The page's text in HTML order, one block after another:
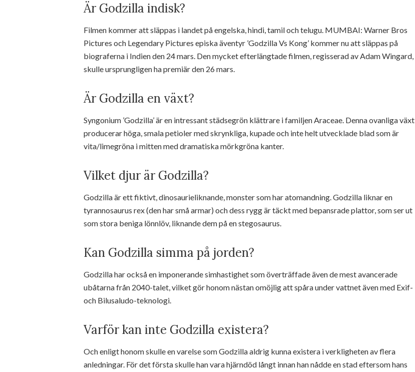
Är Godzilla indisk?
Filmen kommer att släppas i landet på engelska, hindi, tamil och telugu. MUMBAI: Warner Bros
Pictures och Legendary Pictures episka äventyr ’Godzilla Vs Kong’ kommer nu att släppas på
biograferna i Indien den 24 mars. Den mycket efterlängtade filmen, regisserad av Adam Wingard,
skulle ursprungligen ha premiär den 26 mars.
Är Godzilla en växt?
Syngonium ’Godzilla’ är en intressant städsegrön klättrare i familjen Araceae. Denna ovanliga växt
producerar höga, smala petioler med skrynkliga, kupade och inte helt utvecklade blad som är
vita/limegröna i mitten med dramatiska mörkgröna kanter.
Vilket djur är Godzilla?
Godzilla är ett fiktivt, dinosaurieliknande, monster som har atomandning. Godzilla liknar en
tyrannosaurus rex (den har små armar) och dess rygg är täckt med bepansrade plattor, som ser ut
som stora beniga lönnlöv, liknande dem på en stegosaurus.
Kan Godzilla simma på jorden?
Godzilla har också en imponerande simhastighet som överträffade även de mest avancerade
ubåtarna från 2040-talet, vilket gör honom nästan omöjlig att spåra under vattnet även med Exif-
och Bilusaludo-teknologi.
Varför kan inte Godzilla existera?
Och enligt honom skulle en varelse som Godzilla aldrig kunna existera i verkligheten av flera
anledningar. För det första skulle han vara hjärndöd långt innan han nådde en stad eftersom hans